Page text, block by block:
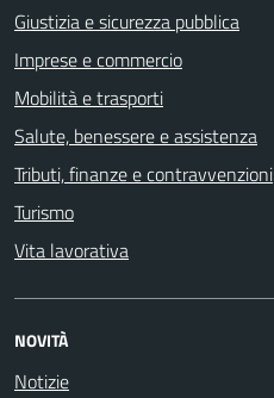
Giustizia e sicurezza pubblica
Imprese e commercio
Mobilità e trasporti
Salute, benessere e assistenza
Tributi, finanze e contravvenzioni
Turismo
Vita lavorativa
NOVITÀ
Notizie